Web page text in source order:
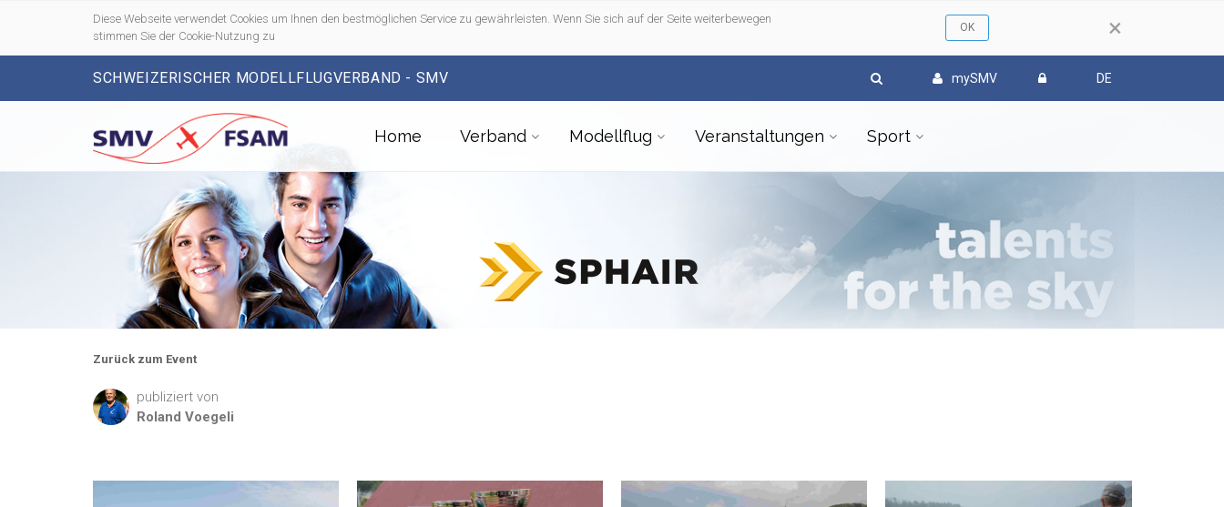
×
Diese Webseite verwendet Cookies um Ihnen den bestmöglichen Service zu gewährleisten. Wenn Sie sich auf der Seite weiterbewegen
stimmen Sie der Cookie-Nutzung zu
SCHWEIZERISCHER MODELLFLUGVERBAND - SMV mySMV DE
Home Verband Modellflug Veranstaltungen Sport
Zurück zum Event
publiziert von
Roland Voegeli